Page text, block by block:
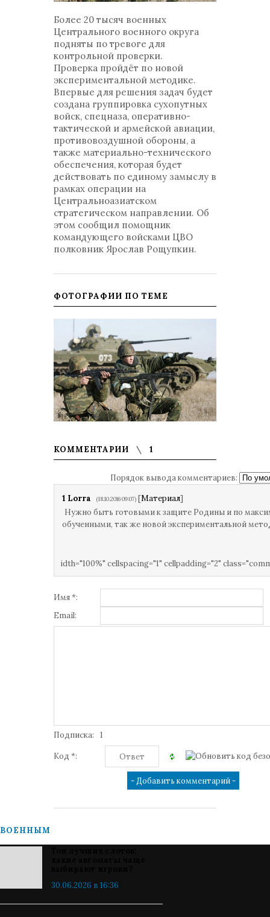
Более 20 тысяч военных
Центрального военного округа
подняты по тревоге для
контрольной проверки.
Проверка пройдёт по новой
экспериментальной методике.
Впервые для решения задач будет
создана группировка сухопутных
войск, спецназа, оперативно-
тактической и армейской авиации,
противовоздушной обороны, а
также материально-технического
обеспечения, которая будет
действовать по единому замыслу в
рамках операции на
Центральноазиатском
стратегическом направлении. Об
этом сообщил помощник
командующего войсками ЦВО
полковник Ярослав Рощупкин.
ФОТОГРАФИИ ПО ТЕМЕ
КОММЕНТАРИИ 1
Порядок вывода комментариев:
1 Lorra (18.10.2016 09:07) [Материал]
Нужно быть готовыми к защите Родины и по
обученными, так же новой экспериментальной
idth="100%" cellspacing="1" cellpadding="2"
Имя *:
Email:
Подписка: 1
Код *:
ВОЕННЫМ
30.06.2026 в 16:36